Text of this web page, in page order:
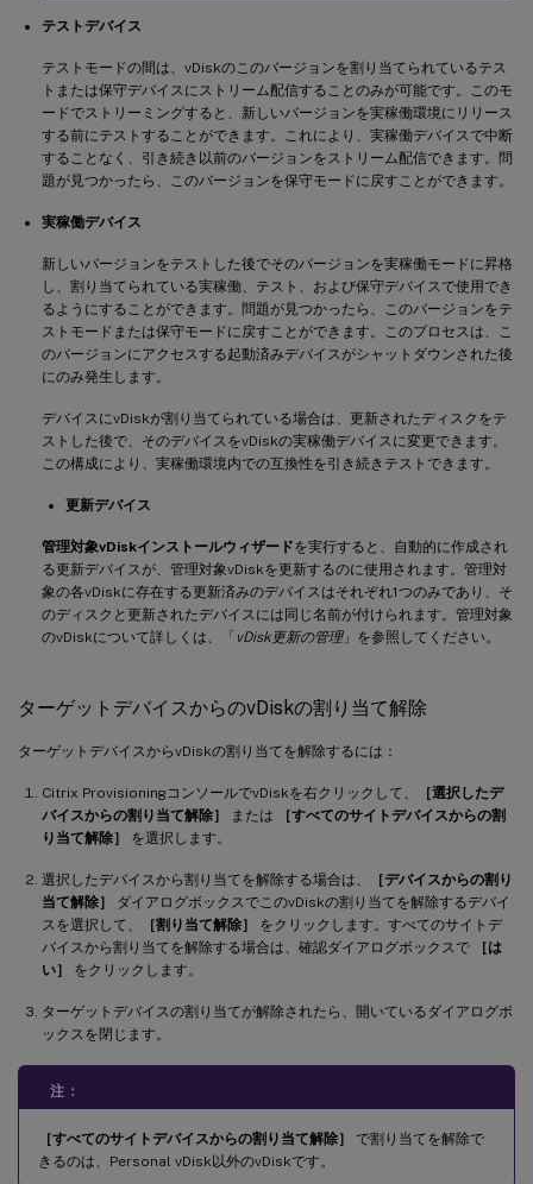
テストデバイス
テストモードの間は、vDiskのこのバージョンを割り当てられているテス
トまたは保守デバイスにストリーム配信することのみが可能です。このモ
ードでストリーミングすると、新しいバージョンを実稼働環境にリリース
する前にテストすることができます。これにより、実稼働デバイスで中断
することなく、引き続き以前のバージョンをストリーム配信できます。問
題が見つかったら、このバージョンを保守モードに戻すことができます。
実稼働デバイス
新しいバージョンをテストした後でそのバージョンを実稼働モードに昇格
し、割り当てられている実稼働、テスト、および保守デバイスで使用でき
るようにすることができます。問題が見つかったら、このバージョンをテ
ストモードまたは保守モードに戻すことができます。このプロセスは、こ
のバージョンにアクセスする起動済みデバイスがシャットダウンされた後
にのみ発生します。
デバイスにvDiskが割り当てられている場合は、更新されたディスクをテ
ストした後で、そのデバイスをvDiskの実稼働デバイスに変更できます。
この構成により、実稼働環境内での互換性を引き続きテストできます。
更新デバイス
管理対象vDiskインストールウィザードを実行すると、自動的に作成され
る更新デバイスが、管理対象vDiskを更新するのに使用されます。管理対
象の各vDiskに存在する更新済みのデバイスはそれぞれ1つのみであり、そ
のディスクと更新されたデバイスには同じ名前が付けられます。管理対象
のvDiskについて詳しくは、「 vDisk更新の管理」を参照してください。
ターゲットデバイスからのvDiskの割り当て解除
ターゲットデバイスからvDiskの割り当てを解除するには：
Citrix ProvisioningコンソールでvDiskを右クリックして、
［選択したデ
バイスからの割り当て解除］
または
［すべてのサイトデバイスからの割
り当て解除］
を選択します。
選択したデバイスから割り当てを解除する場合は、
［デバイスからの割り
当て解除］
ダイアログボックスでこのvDiskの割り当てを解除するデバイ
スを選択して、
［割り当て解除］
をクリックします。すべてのサイトデ
バイスから割り当てを解除する場合は、確認ダイアログボックスで
［は
い］
をクリックします。
ターゲットデバイスの割り当てが解除されたら、開いているダイアログボ
ックスを閉じます。
注：
［すべてのサイトデバイスからの割り当て解除］
で割り当てを解除で
きるのは、Personal vDisk以外のvDiskです。